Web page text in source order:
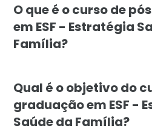
O que é o curso de
em ESF - Estratégia
Família?
Qual é o objetivo do
graduação em ESF -
Saúde da Família?